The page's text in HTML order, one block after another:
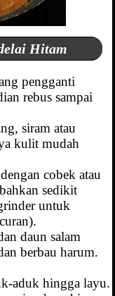
Hitam
pengganti
rebus sampai
siram atau
kulit mudah
cobek atau
sedikit
untuk
daun salam
berbau harum.
aduk hingga layu.